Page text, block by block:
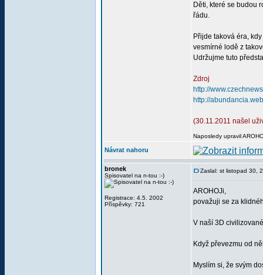
Děti, které se budou
řádu.
Přijde taková éra,
vesmírné lodě z
Udržujme tuto
Zdroj
http://
http://
(30.11.2011 našel
Naposledy upravil
Návrat nahoru
bronek
Spisovatel na n-tou :-)
Registrace: 4.5. 2002
Příspěvky: 721
Zaslal: st listopad 30,
AROHOJi,
považuji se za
V naší 3D
Když převezmu od
Myslím si, že svým